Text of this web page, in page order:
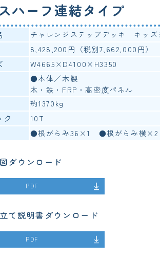
ハーフ連結タイプ
チャレンジステップデッキ キッズ
8,428,200円（税別7,662,000円）
W4665×D4100×H3350
●本体／木製
木・鉄・FRP・高密度パネル
約1370kg
ク 10T
●根がらみ36×1 ●根がらみ横×2
ダウンロード
PDF
て説明書ダウンロード
PDF